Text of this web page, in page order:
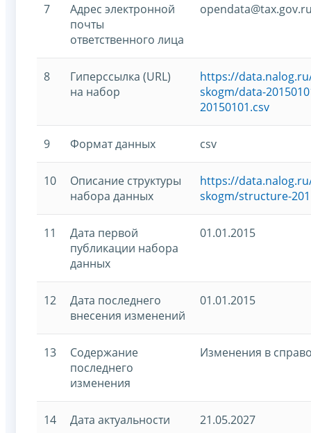
7
Адрес электронной
почты
ответственного лица
8
Гиперссылка (URL)
на набор
https://
skogm/data-
20150101.csv
9 Формат данных csv
10
Описание структуры
набора данных
https://
skogm/structure-
11
Дата первой
публикации набора
данных
01.01.2015
12
Дата последнего
внесения изменений
01.01.2015
13
Содержание
последнего
изменения
Изменения в
14 Дата актуальности 21.05.2027